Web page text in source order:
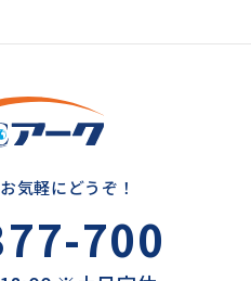
気軽にどうぞ！
700